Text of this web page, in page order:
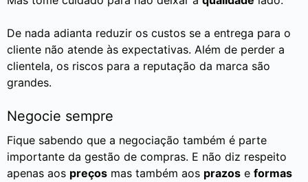
De nada adianta reduzir os custos se a entrega para o
cliente não atende às expectativas. Além de perder a
clientela, os riscos para a reputação da marca são
grandes.
Negocie sempre
Fique sabendo que a negociação também é parte
importante da gestão de compras. E não diz respeito
apenas aos preços mas também aos prazos e formas